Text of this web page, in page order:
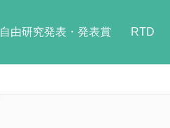
自由研究発表・発表賞 RTD